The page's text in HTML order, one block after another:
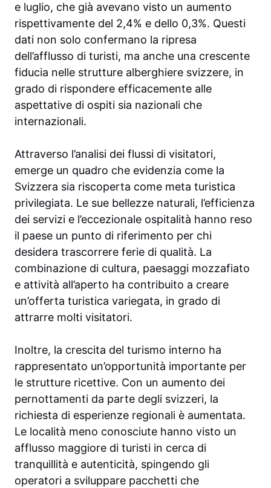
e luglio, che già avevano visto un aumento
rispettivamente del 2,4% e dello 0,3%. Questi
dati non solo confermano la ripresa
dell’afflusso di turisti, ma anche una crescente
fiducia nelle strutture alberghiere svizzere, in
grado di rispondere efficacemente alle
aspettative di ospiti sia nazionali che
internazionali.
Attraverso l’analisi dei flussi di visitatori,
emerge un quadro che evidenzia come la
Svizzera sia riscoperta come meta turistica
privilegiata. Le sue bellezze naturali, l’efficienza
dei servizi e l’eccezionale ospitalità hanno reso
il paese un punto di riferimento per chi
desidera trascorrere ferie di qualità. La
combinazione di cultura, paesaggi mozzafiato
e attività all’aperto ha contribuito a creare
un’offerta turistica variegata, in grado di
attrarre molti visitatori.
Inoltre, la crescita del turismo interno ha
rappresentato un’opportunità importante per
le strutture ricettive. Con un aumento dei
pernottamenti da parte degli svizzeri, la
richiesta di esperienze regionali è aumentata.
Le località meno conosciute hanno visto un
afflusso maggiore di turisti in cerca di
tranquillità e autenticità, spingendo gli
operatori a sviluppare pacchetti che